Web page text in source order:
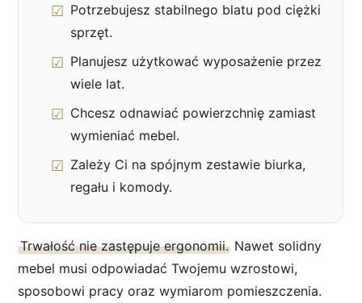
Potrzebujesz stabilnego blatu pod ciężki
sprzęt.
Planujesz użytkować wyposażenie przez
wiele lat.
Chcesz odnawiać powierzchnię zamiast
wymieniać mebel.
Zależy Ci na spójnym zestawie biurka,
regału i komody.
Trwałość nie zastępuje ergonomii. Nawet solidny
mebel musi odpowiadać Twojemu wzrostowi,
sposobowi pracy oraz wymiarom pomieszczenia.